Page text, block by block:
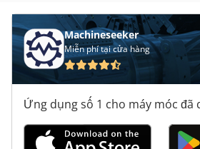
Machineseeker
Miễn phí tại cửa hàng
Ứng dụng số 1 cho máy móc đã